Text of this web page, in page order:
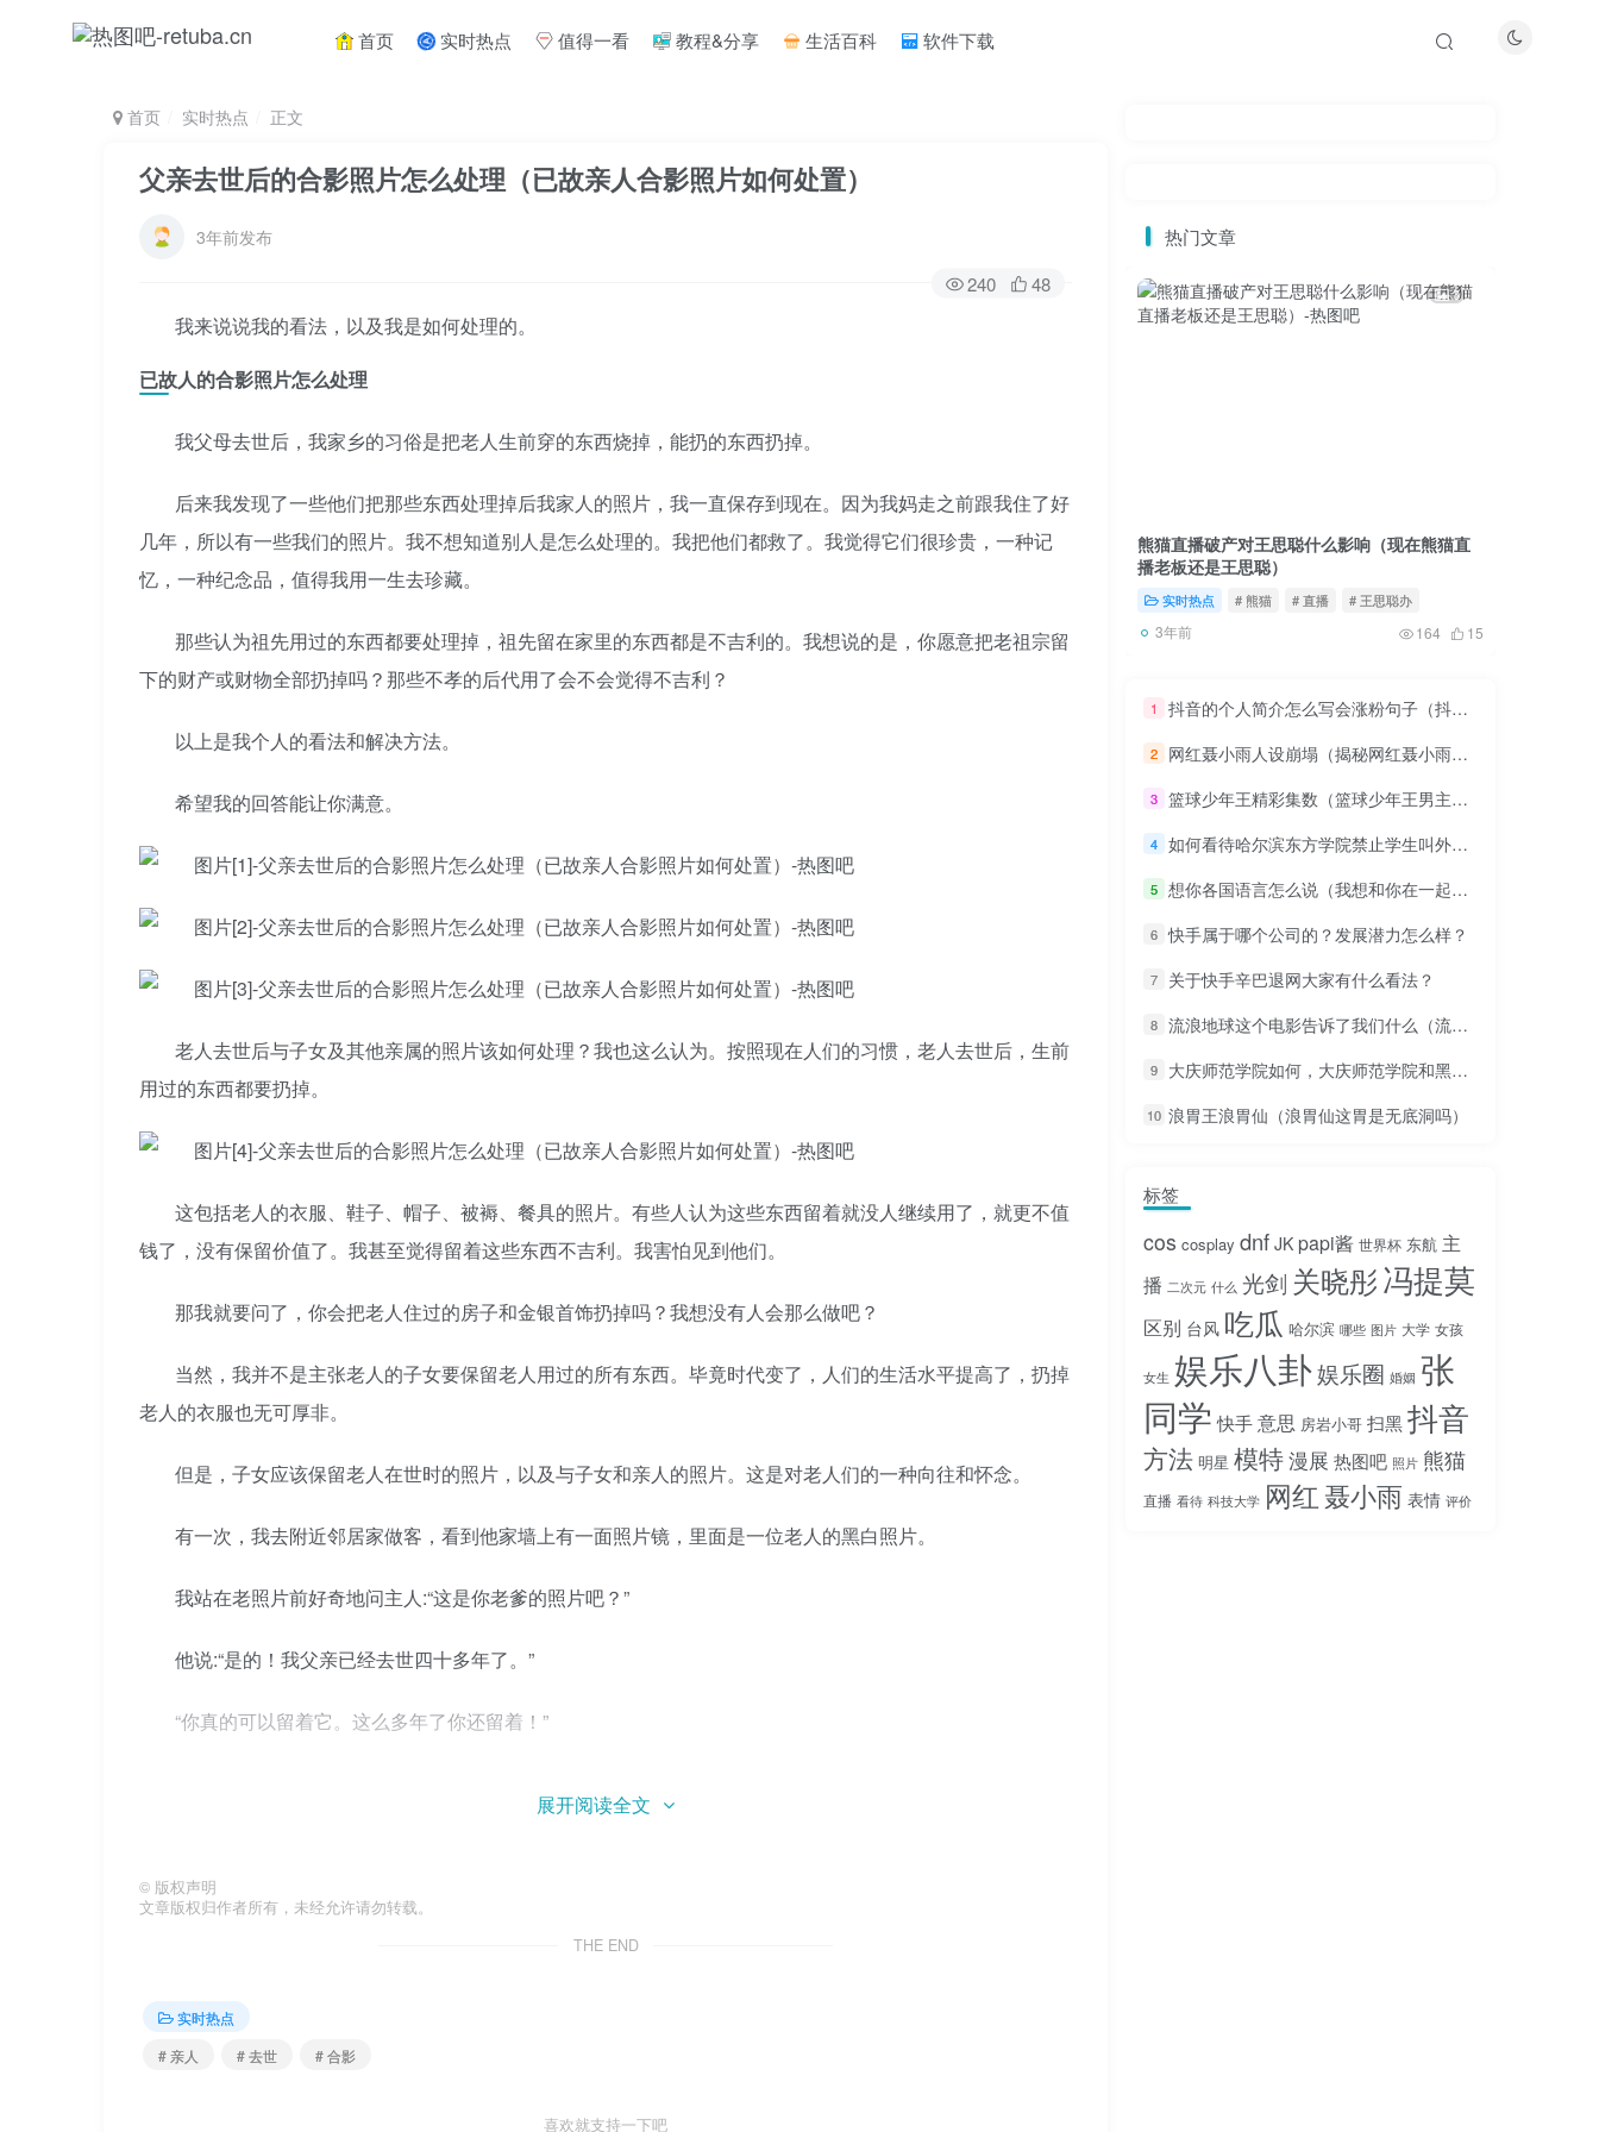
首页 实时热点 值得一看 教程&分享 生活百科 软件下载
首页 实时热点 正文
父亲去世后的合影照片怎么处理（已故亲人合影照片如何处置）
3年前发布
240 48
我来说说我的看法，以及我是如何处理的。
已故人的合影照片怎么处理
我父母去世后，我家乡的习俗是把老人生前穿的东西烧掉，能扔的东西扔掉。
后来我发现了一些他们把那些东西处理掉后我家人的照片，我一直保存到现在。因为我妈走之前跟我住了好
几年，所以有一些我们的照片。我不想知道别人是怎么处理的。我把他们都救了。我觉得它们很珍贵，一种记
忆，一种纪念品，值得我用一生去珍藏。
那些认为祖先用过的东西都要处理掉，祖先留在家里的东西都是不吉利的。我想说的是，你愿意把老祖宗留
下的财产或财物全部扔掉吗？那些不孝的后代用了会不会觉得不吉利？
以上是我个人的看法和解决方法。
希望我的回答能让你满意。
老人去世后与子女及其他亲属的照片该如何处理？我也这么认为。按照现在人们的习惯，老人去世后，生前
用过的东西都要扔掉。
这包括老人的衣服、鞋子、帽子、被褥、餐具的照片。有些人认为这些东西留着就没人继续用了，就更不值
钱了，没有保留价值了。我甚至觉得留着这些东西不吉利。我害怕见到他们。
那我就要问了，你会把老人住过的房子和金银首饰扔掉吗？我想没有人会那么做吧？
当然，我并不是主张老人的子女要保留老人用过的所有东西。毕竟时代变了，人们的生活水平提高了，扔掉
老人的衣服也无可厚非。
但是，子女应该保留老人在世时的照片，以及与子女和亲人的照片。这是对老人们的一种向往和怀念。
有一次，我去附近邻居家做客，看到他家墙上有一面照片镜，里面是一位老人的黑白照片。
我站在老照片前好奇地问主人:“这是你老爹的照片吧？”
他说:“是的！我父亲已经去世四十多年了。”
“你真的可以留着它。这么多年了你还留着！”
至于主人去世后的照片，他的子女能不能保留，不得而知，但至少他作为父亲的儿子，把父亲的照片保留到
现在，这件事他做得很好。
我妈2008年去世，我爸2020年去世。19年前父亲70岁的时候，我还保存着父亲和母亲的照片，还有和亲人
展开阅读全文
© 版权声明
文章版权归作者所有，未经允许请勿转载。
THE END
实时热点
# 亲人
# 去世 # 合影
喜欢就支持一下吧
热门文章
3
熊猫直播破产对王思聪什么影响（现在熊猫直
播老板还是王思聪）
实时热点 # 熊猫 # 直播 # 王思聪办
3年前 164 15
1 抖音的个人简介怎么写会涨粉句子（抖音不到1000粉也能开播卖货吗）
2 网红聂小雨人设崩塌（揭秘网红聂小雨为什么一夜爆火）
3 篮球少年王精彩集数（篮球少年王男主有感情线吗）
4 如何看待哈尔滨东方学院禁止学生叫外卖，禁止学生带饭到寝室吃，最后又直接不让学生买方便面？
5 想你各国语言怎么说（我想和你在一起用各国语言怎么说）
6 快手属于哪个公司的？发展潜力怎么样？
7 关于快手辛巴退网大家有什么看法？
8 流浪地球这个电影告诉了我们什么（流浪地球硬伤为什么那么多）
9 大庆师范学院如何，大庆师范学院和黑龙江工业学院哪个好
10 浪胃王浪胃仙（浪胃仙这胃是无底洞吗）
标签
cos cosplay dnf JK papi酱 世界杯 东航 主
播 二次元 什么 光剑 关晓彤冯提莫
区别 台风 吃瓜 哈尔滨 哪些 图片 大学 女孩
女生 娱乐八卦娱乐圈 婚姻 张
同学 快手意思 房岩小哥 扫黑抖音
方法 明星 模特漫展 热图吧 照片 熊猫
直播 看待 科技大学 网红 聂小雨 表情 评价